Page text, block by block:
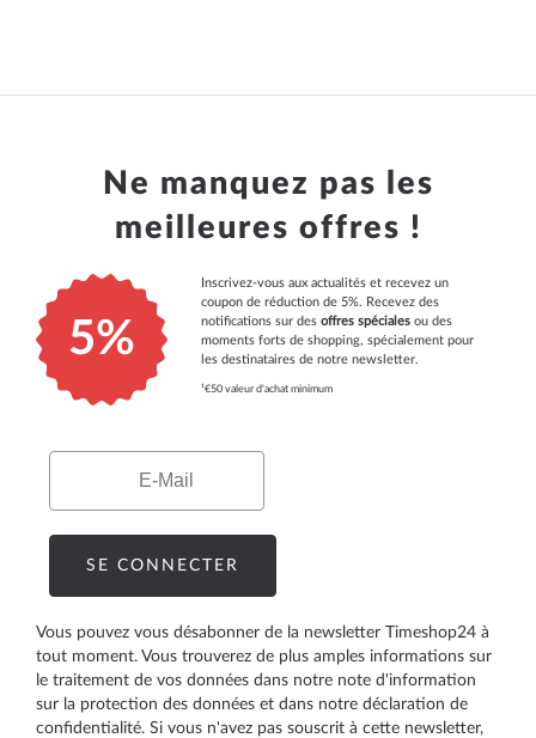
Ne manquez pas les
meilleures offres !
5%
Inscrivez-vous aux actualités et recevez un
coupon de réduction de 5%. Recevez des
notifications sur des offres spéciales ou des
moments forts de shopping, spécialement pour
les destinataires de notre newsletter.
¹€50 valeur d'achat minimum
Email
SE CONNECTER
Vous pouvez vous désabonner de la newsletter Timeshop24 à
tout moment. Vous trouverez de plus amples informations sur
le traitement de vos données dans notre note d'information
sur la protection des données et dans notre déclaration de
confidentialité. Si vous n'avez pas souscrit à cette newsletter,